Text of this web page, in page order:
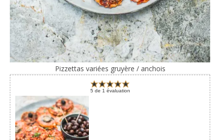
Pizzettas variées gruyère / anchois
5 de 1 évaluation